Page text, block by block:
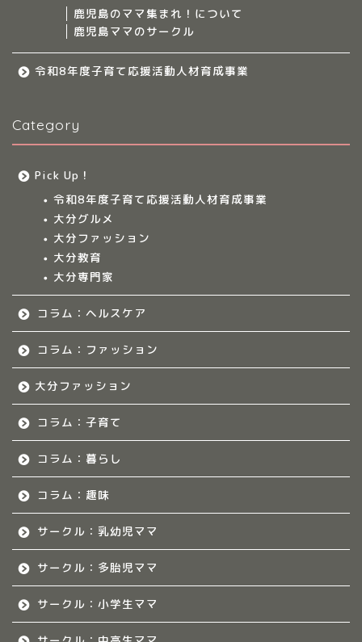
鹿児島のママ集まれ！について
鹿児島ママのサークル
令和8年度子育て応援活動人材育成事業
Category
Pick Up！
令和8年度子育て応援活動人材育成事業
大分グルメ
大分ファッション
大分教育
大分専門家
コラム：ヘルスケア
コラム：ファッション
大分ファッション
コラム：子育て
コラム：暮らし
コラム：趣味
サークル：乳幼児ママ
サークル：多胎児ママ
サークル：小学生ママ
九州のママ集まれ！
大分のママ集まれ！
福岡のママ集まれ！につ
佐賀のママ集まれ！につ
熊本のママ集まれ！につ